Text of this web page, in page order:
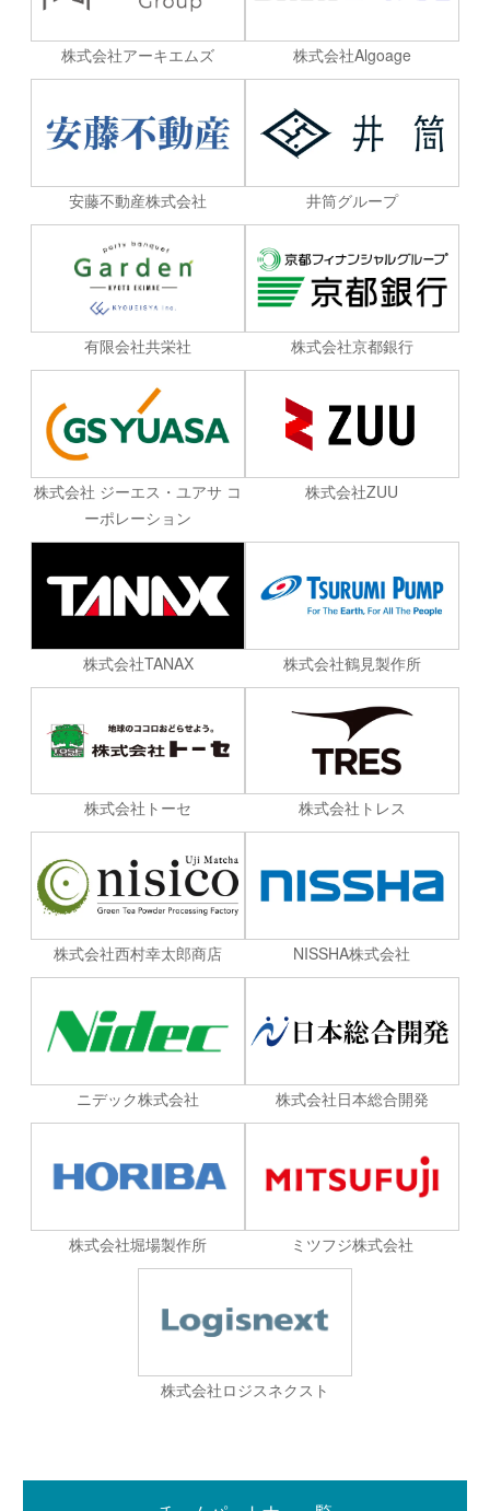
株式会社アーキエムズ 株式会社Algoage
安藤不動産株式会社 井筒グループ
有限会社共栄社 株式会社京都銀行
株式会社 ジーエス・ユアサ コ
ーポレーション
株式会社ZUU
株式会社TANAX 株式会社鶴見製作所
株式会社トーセ 株式会社トレス
株式会社西村幸太郎商店 NISSHA株式会社
ニデック株式会社 株式会社日本総合開発
株式会社堀場製作所 ミツフジ株式会社
株式会社ロジスネクスト